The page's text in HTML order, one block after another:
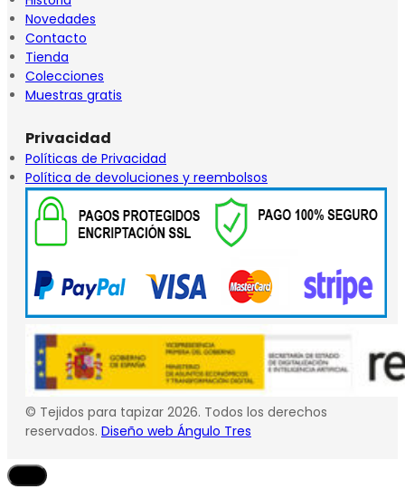
Novedades
Contacto
Tienda
Colecciones
Muestras gratis
Privacidad
Políticas de Privacidad
Política de devoluciones y reembolsos
© Tejidos para tapizar 2026. Todos los derechos
reservados. Diseño web Ángulo Tres